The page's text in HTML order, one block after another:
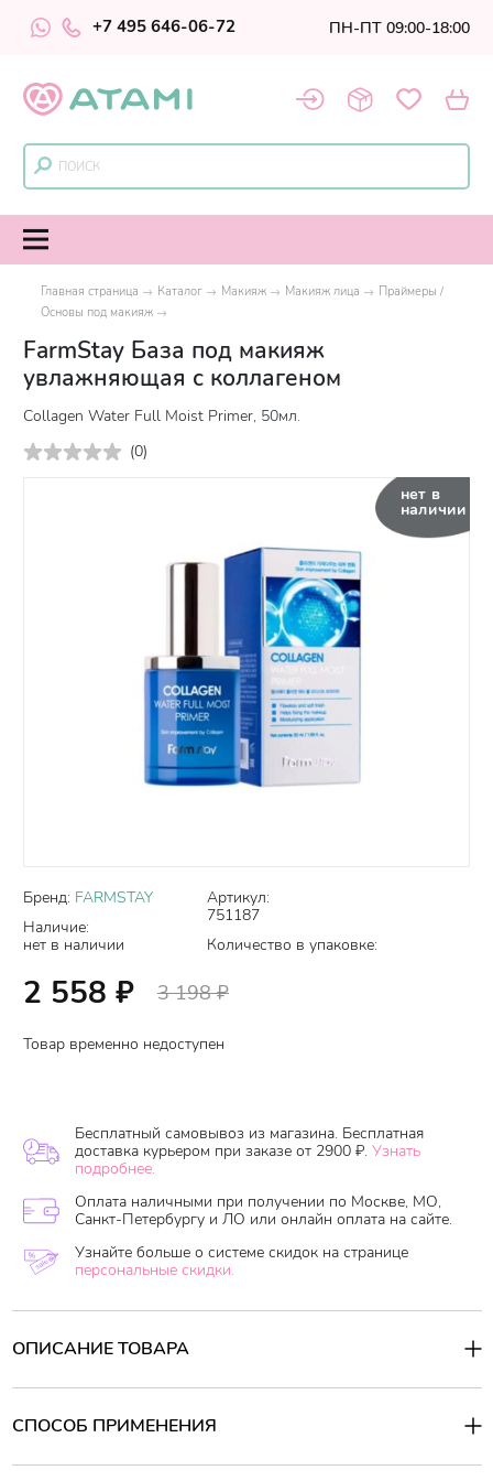
+7 495 646-06-72 ПН-ПТ 09:00-18:00
Главная страница Каталог Макияж Макияж лица
Праймеры /
Основы под макияж
FarmStay База под макияж
увлажняющая с коллагеном
Collagen Water Full Moist Primer, 50мл.
(0)
нет в
наличии
Бренд: FARMSTAY
Наличие:
нет в наличии
Артикул:
751187
Количество в упаковке:
2 558 ₽ 3 198₽
Товар временно недоступен
Бесплатный самовывоз из магазина. Бесплатная
доставка курьером при заказе от 2900 ₽. Узнать
подробнее.
Оплата наличными при получении по Москве, МО,
Санкт-Петербургу и ЛО или онлайн оплата на сайте.
Узнайте больше о системе скидок на странице
персональные скидки.
ОПИСАНИЕ ТОВАРА
Выравнивающая база для макияжа с коллагеном предназначена
увлажняющими свойствами и эффективно скрывает
расширенные поры, мелкие морщинки и грубую текстуру кожи,
идеальному нанесению макияжа. Благодаря наличию
СПОСОБ ПРИМЕНЕНИЯ
Способ применения: